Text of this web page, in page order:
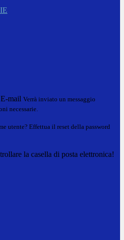
E-mail Verrà inviato un messaggio
necessarie.
utente? Effettua il reset della password
la casella di posta elettronica!